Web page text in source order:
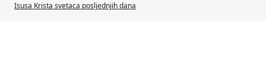
Isusa Krista svetaca posljednjih dana